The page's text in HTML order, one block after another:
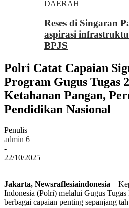
DAERAH
Reses di Singaran
aspirasi
BPJS
Polri Catat Capaian
Program Gugus Tugas
Ketahanan Pangan,
Pendidikan Nasional
Penulis
admin 6
-
22/10/2025
Jakarta, Newsraflesiaindonesia –
Indonesia (Polri) melalui Gugus Tugas
berbagai capaian penting sepanjang